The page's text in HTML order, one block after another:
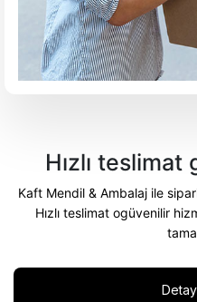
Hızlı teslimat
Kaft Mendil & Ambalaj ile
Hızlı teslimat ogüvenilir